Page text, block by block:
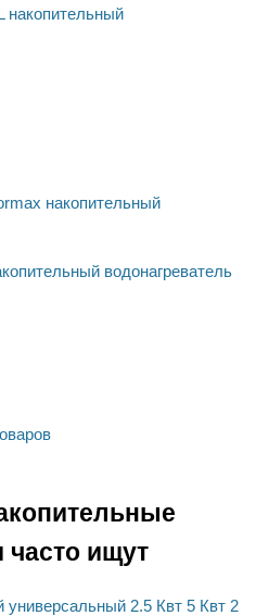
накопительный
водонагреватель
часто ищут
универсальный 2.5 Квт 5 Квт 2